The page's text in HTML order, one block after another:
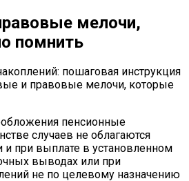
мелочи,
помнить
пенсионные
случаев не облагаются
при выплате в установленном
выводах или при
не по целевому назначению